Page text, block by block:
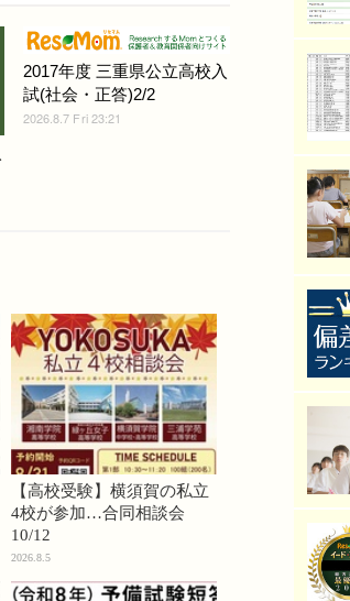
2017年度 三重県公立高校入
試(社会・正答)2/2
2026.8.7 Fri 23:21
【高校受験】横須賀の私立
4校が参加…合同相談会
10/12
2026.8.5